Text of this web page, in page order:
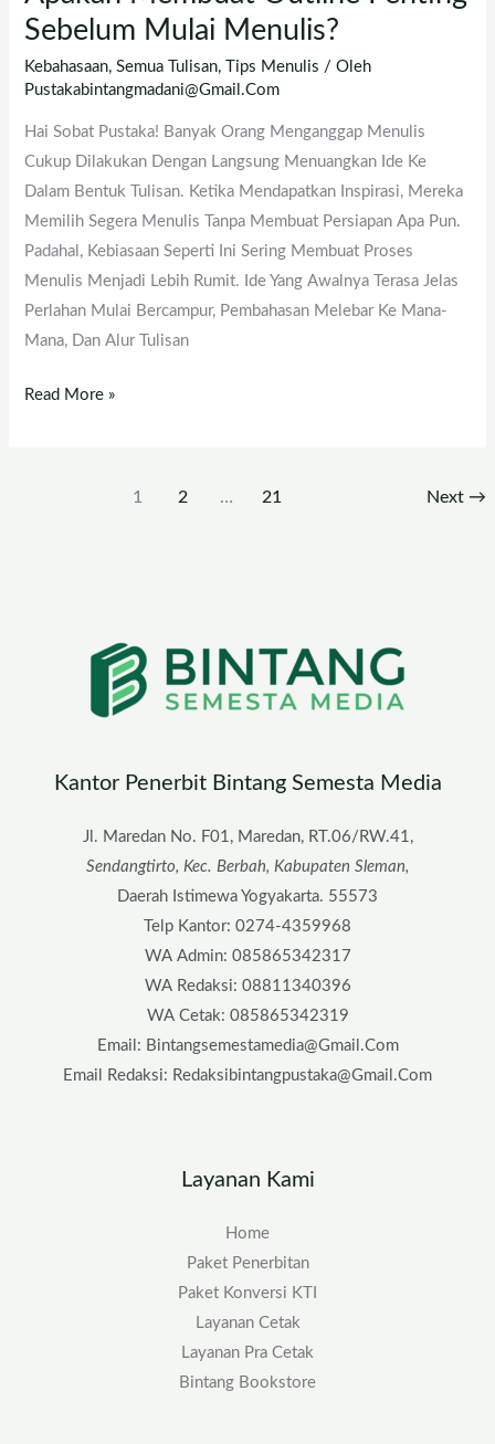
Sebelum Mulai Menulis?
Kebahasaan,Semua Tulisan,Tips Menulis / Oleh
Pustakabintangmadani@gmail.com
Hai Sobat Pustaka! Banyak Orang Menganggap Menulis
Cukup Dilakukan Dengan Langsung Menuangkan Ide Ke
Dalam Bentuk Tulisan. Ketika Mendapatkan Inspirasi, Mereka
Memilih Segera Menulis Tanpa Membuat Persiapan Apa Pun.
Padahal, Kebiasaan Seperti Ini Sering Membuat Proses
Menulis Menjadi Lebih Rumit. Ide Yang Awalnya Terasa Jelas
Perlahan Mulai Bercampur, Pembahasan Melebar Ke Mana-
Mana, Dan Alur Tulisan
Read More »
1 2 … 21 Next →
Kantor Penerbit Bintang Semesta Media
Jl. Maredan No. F01, Maredan, RT.06/RW.41,
Sendangtirto, Kec. Berbah, Kabupaten Sleman,
Daerah Istimewa Yogyakarta. 55573
Telp Kantor: 0274-4359968
WA Admin: 085865342317
WA Redaksi: 08811340396
WA Cetak: 085865342319
Email: Bintangsemestamedia@gmail.com
Email Redaksi: Redaksibintangpustaka@gmail.com
Layanan Kami
Home
Paket Penerbitan
Paket Konversi KTI
Layanan Cetak
Layanan Pra Cetak
Bintang Bookstore